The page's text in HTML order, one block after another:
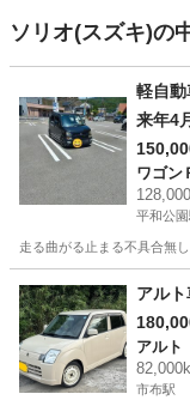
ソリオ(スズキ)の
軽自
来年4
ワゴン
平和公園
走る曲がる止まる不具合
長崎 長崎市 平和
アル
アルト
市布駅